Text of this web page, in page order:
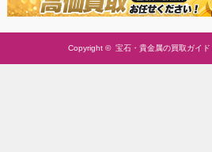
Copyright © 宝石・貴金属の買取ガイド